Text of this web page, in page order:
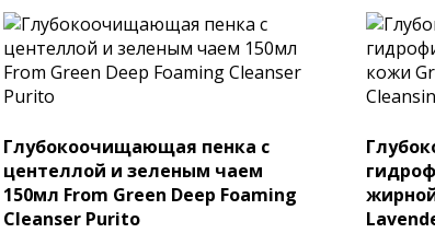
Глубокоочищающая пенка с
центеллой и зеленым чаем
150мл From Green Deep Foaming
Cleanser Purito